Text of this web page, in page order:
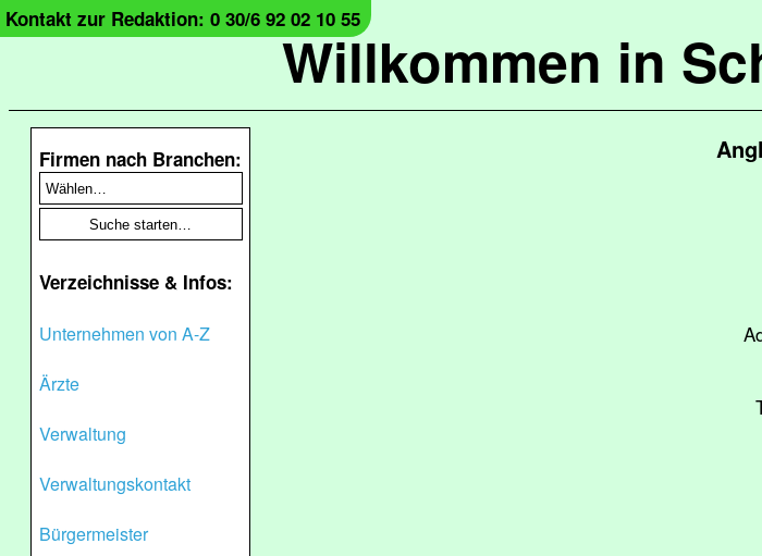
Willkommen in
Kontakt zur Redaktion: 0 30/6 92 02 10 55
Firmen nach Branchen:
Verzeichnisse & Infos:
Unternehmen von A-Z
Ärzte
Verwaltung
Verwaltungskontakt
Bürgermeister